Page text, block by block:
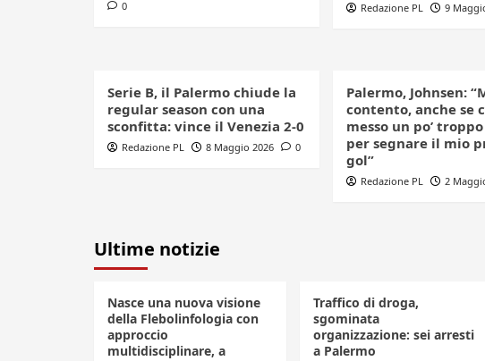
0
Redazione PL 9
Serie B, il Palermo chiude la
regular season con una
sconfitta: vince il Venezia 2-0
Redazione PL 8 Maggio 2026 0
Palermo, Johnsen:
contento, anche se
messo un po’
per segnare il mio
gol”
Redazione PL 2
Ultime notizie
Nasce una nuova visione
della Flebolinfologia con
approccio
multidisciplinare, a
Traffico di droga,
sgominata
organizzazione: sei arresti
a Palermo